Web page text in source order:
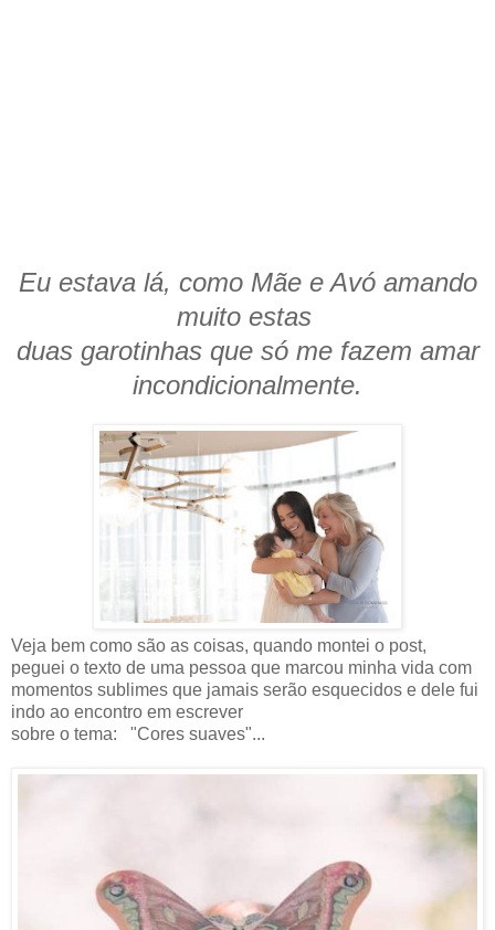
Eu estava lá, como Mãe e Avó amando
muito estas
duas garotinhas que só me fazem amar
incondicionalmente.
Veja bem como são as coisas, quando montei o post,
peguei o texto de uma pessoa que marcou minha vida com
momentos sublimes que jamais serão esquecidos e dele fui
indo ao encontro em escrever
sobre o tema: "Cores suaves"...